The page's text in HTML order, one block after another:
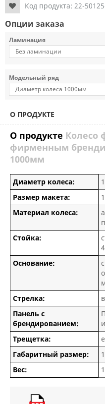
Код продукта: 22-
Опции заказа
Ламинация
Модельный ряд
О ПРОДУКТЕ
О продукте Колесо
фирменным
1000мм
Диаметр колеса:
Размер макета:
Материал колеса:
Стойка:
Основание:
Стрелка:
Панель с
брендированием:
Трещетка:
Габаритный размер:
Вес: